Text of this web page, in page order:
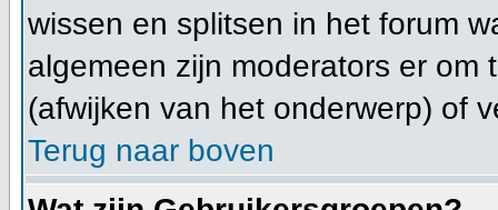
wissen en splitsen in het forum
algemeen zijn moderators er
(afwijken van het onderwerp) of
Terug naar boven